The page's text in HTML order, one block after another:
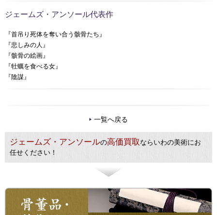
ジェームズ・アンソール代表作
『首吊り死体を奪い合う骸骨たち』
『悲しみの人』
『骸骨の絵画』
『牡蠣を食べる女』
『陰謀』
一覧へ戻る
ジェームズ・アンソールの高価買取ならいわの美術にお
任せください！